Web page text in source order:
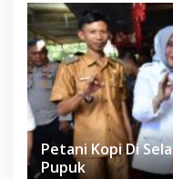
Petani Kopi Di
Pupuk